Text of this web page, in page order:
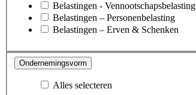
Belastingen - Vennootschapsbelasting
Belastingen – Personenbelasting
Belastingen – Erven & Schenken
Ondernemingsvorm
Alles selecteren